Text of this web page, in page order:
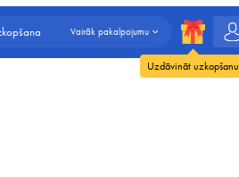
Vairāk pakalpojumu
Uzdāvināt uzkopšanu